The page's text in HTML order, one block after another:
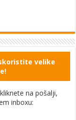
velike
na pošalji,
inboxu: